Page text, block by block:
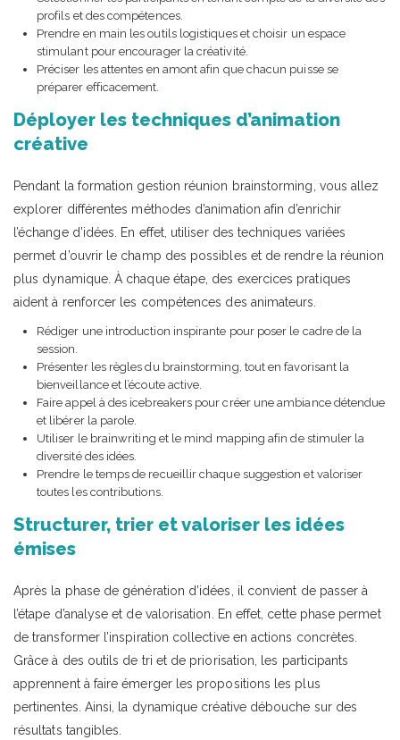
profils et des compétences.
Prendre en main les outils logistiques et choisir un espace
stimulant pour encourager la créativité.
Préciser les attentes en amont afin que chacun puisse se
préparer efficacement.
Déployer les techniques d’animation
créative
Pendant la formation gestion réunion brainstorming, vous allez
explorer différentes méthodes d’animation afin d’enrichir
l’échange d’idées. En effet, utiliser des techniques variées
permet d’ouvrir le champ des possibles et de rendre la réunion
plus dynamique. À chaque étape, des exercices pratiques
aident à renforcer les compétences des animateurs.
Rédiger une introduction inspirante pour poser le cadre de la
session.
Présenter les règles du brainstorming, tout en favorisant la
bienveillance et l’écoute active.
Faire appel à des icebreakers pour créer une ambiance détendue
et libérer la parole.
Utiliser le brainwriting et le mind mapping afin de stimuler la
diversité des idées.
Prendre le temps de recueillir chaque suggestion et valoriser
toutes les contributions.
Structurer, trier et valoriser les idées
émises
Après la phase de génération d’idées, il convient de passer à
l’étape d’analyse et de valorisation. En effet, cette phase permet
de transformer l’inspiration collective en actions concrètes.
Grâce à des outils de tri et de priorisation, les participants
apprennent à faire émerger les propositions les plus
pertinentes. Ainsi, la dynamique créative débouche sur des
résultats tangibles.